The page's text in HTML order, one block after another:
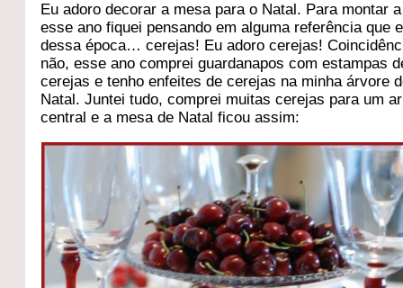
Eu adoro decorar a mesa para o Natal. Para montar
esse ano fiquei pensando em alguma referência que
dessa época… cerejas! Eu adoro cerejas!
não, esse ano comprei guardanapos com estampas
cerejas e tenho enfeites de cerejas na minha árvore
Natal. Juntei tudo, comprei muitas cerejas para um
central e a mesa de Natal ficou assim: